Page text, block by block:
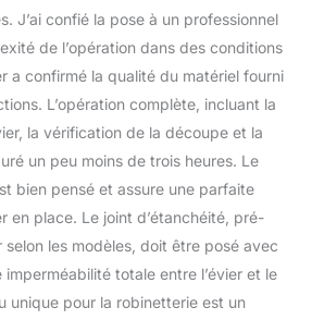
J’ai confié la pose à un professionnel
de l’opération dans des conditions
a confirmé la qualité du matériel fourni
L’opération complète, incluant la
la vérification de la découpe et la
un peu moins de trois heures. Le
bien pensé et assure une parfaite
en place. Le joint d’étanchéité, pré-
selon les modèles, doit être posé avec
totale entre l’évier et le
unique pour la robinetterie est un